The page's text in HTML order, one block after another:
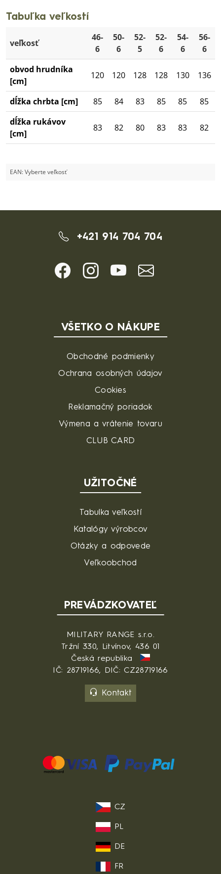
Tabuľka veľkostí
veľkosť
46-
6
50-
6
52-
5
52-
6
54-
6
56-
6
obvod hrudníka
[cm]
120 120 128 128 130 136
dĺžka chrbta [cm] 85 84 83 85 85
85
dĺžka rukávov
[cm]
83 82 80 83 83 82
EAN:Vyberte veľkosť
+421 914 704 704
VŠETKO O NÁKUPE
Obchodné podmienky
Ochrana osobných údajov
Cookies
Reklamačný poriadok
Výmena a vrátenie tovaru
CLUB CARD
UŽITOČNÉ
Tabulka veľkostí
Katalógy výrobcov
Otázky a odpovede
Veľkoobchod
PREVÁDZKOVATEĽ
MILITARY RANGE s.r.o.
Tržní 330, Litvínov, 436 01
Česká republika
IČ: 28719166, DIČ: CZ28719166
Kontakt
CZ
PL
DE
FR